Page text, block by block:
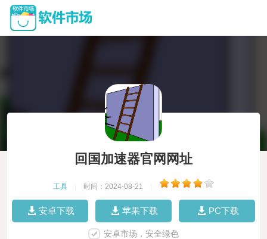
回国加速器官网网址
工具 时间：2024-08-21
安卓下载 苹果下载 PC下载
安卓市场，安全绿色